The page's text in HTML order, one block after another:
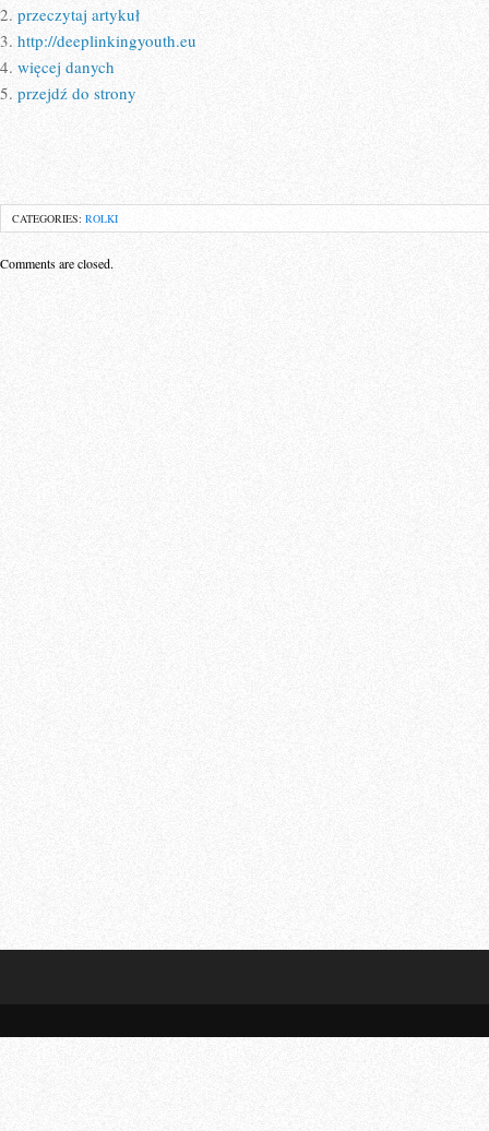
2. przeczytaj artykuł
3. http://deeplinkingyouth.eu
4. więcej danych
5. przejdź do strony
CATEGORIES: ROLKI
Comments are closed.